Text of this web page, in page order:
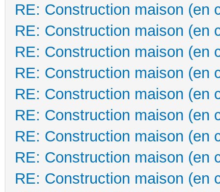
RE: Construction maison (en
RE: Construction maison (en
RE: Construction maison (en
RE: Construction maison (en
RE: Construction maison (en
RE: Construction maison (en
RE: Construction maison (en
RE: Construction maison (en
RE: Construction maison (en